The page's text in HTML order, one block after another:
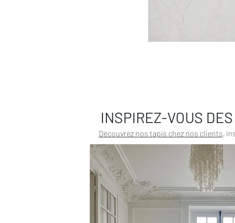
INSPIREZ-VOUS
Découvrez nos tapis chez nos clients,